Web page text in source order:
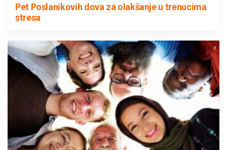
Pet Poslanikovih dova za olakšanje u trenucima
stresa